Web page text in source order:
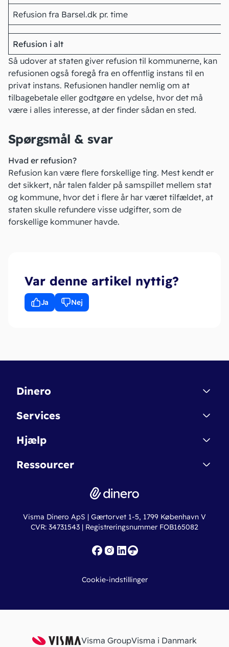
Refusion fra Barsel.dk pr. time
Refusion i alt
Så udover at staten giver refusion til kommunerne, kan
refusionen også foregå fra en offentlig instans til en
privat instans. Refusionen handler nemlig om at
tilbagebetale eller godtgøre en ydelse, hvor det må
være i alles interesse, at der finder sådan en sted.
Spørgsmål & svar
Hvad er refusion?
Refusion kan være flere forskellige ting. Mest kendt er
det sikkert, når talen falder på samspillet mellem stat
og kommune, hvor det i flere år har været tilfældet, at
staten skulle refundere visse udgifter, som de
forskellige kommuner havde.
Var denne artikel nyttig?
Ja Nej
Dinero
Kontakt
Betingelser & Sikkerhed
Services
Dinero Starter
Dinero Pro
Erhvervslån
Fakturaskabeloner
Hjælp
Online regnskabskurser
Ressourcer
Ny virksomhed
Iværksætterlegat
Visma Dinero ApS | Gærtorvet 1-5, 1799 København V
CVR: 34731543 | Registreringsnummer FOB165082
Cookie-indstillinger
Visma GroupVisma i Danmark